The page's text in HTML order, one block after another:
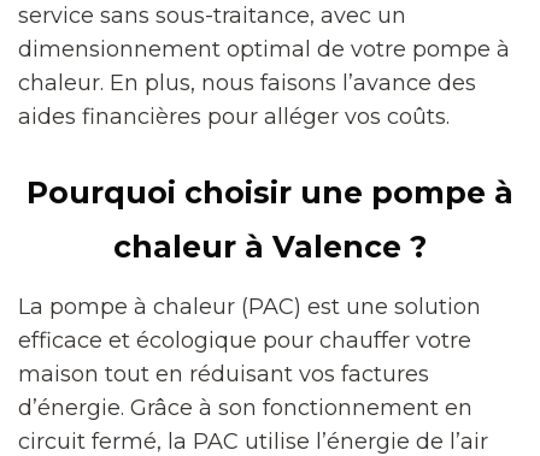
service sans sous-traitance, avec un
dimensionnement optimal de votre pompe à
chaleur. En plus, nous faisons l’avance des
aides financières pour alléger vos coûts.
Pourquoi choisir une pompe à
chaleur à Valence ?
La pompe à chaleur (PAC) est une solution
efficace et écologique pour chauffer votre
maison tout en réduisant vos factures
d’énergie. Grâce à son fonctionnement en
circuit fermé, la PAC utilise l’énergie de l’air